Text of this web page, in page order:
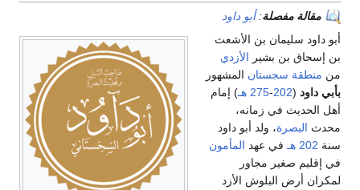
مقالة مفصلة:أبو داود
أبو داود سليمان بن الأشعث
بن إسحاق بن بشير الأزدي
من منطقة سجستان المشهور
بأبي داود (
202
-275 هـ
) إمام
أهل الحديث في زمانه،
محدث البصرة، ولد أبو داود
سنة 202 هـ في عهد المأمون
في إقليم صغير مجاور
لمكران أرض البلوش الأزد